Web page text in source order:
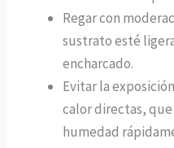
Regar con
sustrato esté
encharcado.
Evitar la
calor directas,
humedad